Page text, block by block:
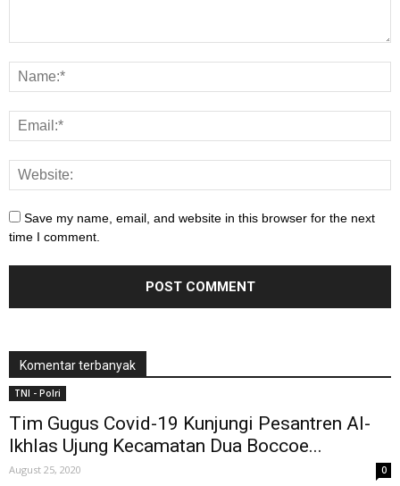
Save my name, email, and website in this browser for the next
time I comment.
Komentar terbanyak
TNI - Polri
Tim Gugus Covid-19 Kunjungi Pesantren Al-
Ikhlas Ujung Kecamatan Dua Boccoe...
August 25, 2020 0